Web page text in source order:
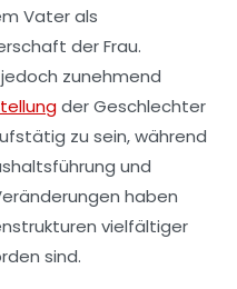
Vaterals
der Frau.
zunehmend
der Geschlechter
zu sein, während
und
haben
vielfältiger
sind.